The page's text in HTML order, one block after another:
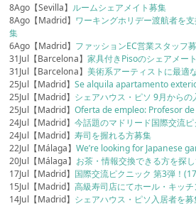
8Ago【Sevilla】 ルームシェアメイト募集
8Ago【Madrid】 ワーキングホリデー渡航者を
集
6Ago【Madrid】 ファッションEC営業スタッフ
31Jul【Barcelona】家具付きPisoのシェアメー
31Jul【Barcelona】美術系アーティストに最適
25Jul【Madrid】Se alquila apartamento
25Jul【Madrid】 シェアハウス・ピソ 9月からの
25Jul【Madrid】Oferta de empleo: Profesor
24Jul【Madrid】今話題のマドリード国際交流
24Jul【Madrid】寿司を握れる方募集
22Jul【Málaga】We’re looking for Japanese
20Jul【Málaga】 お茶・情報交換できる方を探
17Jul【Madrid】 国際交流ピクニック 第3弾！
15Jul【Madrid】高級寿司店にてホール・キッ
14Jul【Madrid】 シェアハウス・ピソ入居者を募